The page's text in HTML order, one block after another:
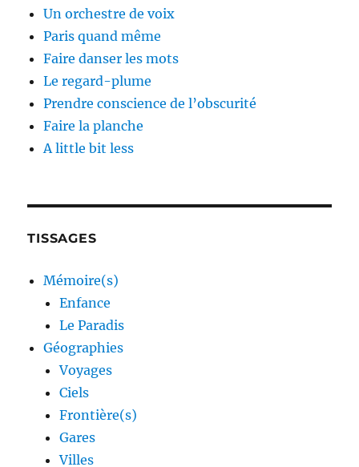
Un orchestre de voix
Paris quand même
Faire danser les mots
Le regard-plume
Prendre conscience de l’obscurité
Faire la planche
A little bit less
TISSAGES
Mémoire(s)
Enfance
Le Paradis
Géographies
Voyages
Ciels
Frontière(s)
Gares
Villes